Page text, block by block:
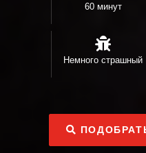
60 минут
Немного страшный